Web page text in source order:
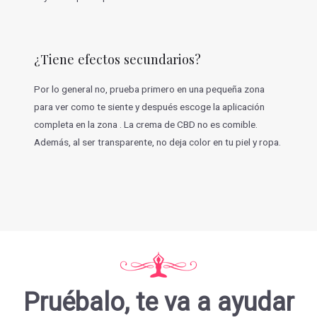
¿Tiene efectos secundarios?
Por lo general no, prueba primero en una pequeña zona
para ver como te siente y después escoge la aplicación
completa en la zona . La crema de CBD no es comible.
Además, al ser transparente, no deja color en tu piel y ropa.
Pruébalo, te va a ayudar